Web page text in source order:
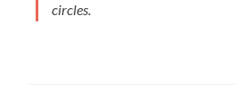
circles.